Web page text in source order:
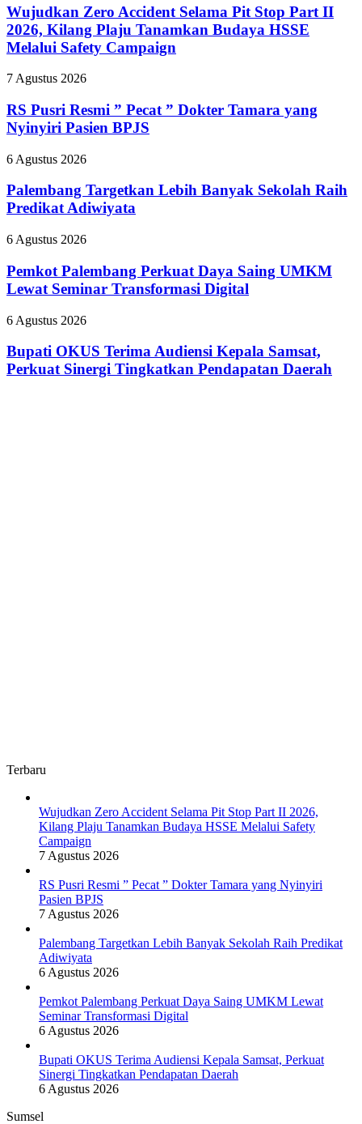
Accident
Selama
Pit
Stop
II
Kilang
Plaju
Tanamkan
Budaya
HSSE
Melalui
Safety
Campaign
Wujudkan Zero Accident Selama Pit Stop Part II
2026, Kilang Plaju Tanamkan Budaya HSSE
Melalui Safety Campaign
RS
Resmi
”
Pecat
Dokter
yang
Nyinyiri
BPJS
7 Agustus 2026
RS Pusri Resmi ” Pecat ” Dokter Tamara yang
Nyinyiri Pasien BPJS
Palembang
Lebih
Banyak
Sekolah
Predikat
6 Agustus 2026
Palembang Targetkan Lebih Banyak Sekolah Raih
Predikat Adiwiyata
Pemkot
Perkuat
Daya
Saing
Lewat
Transformasi
Digital
6 Agustus 2026
Pemkot Palembang Perkuat Daya Saing UMKM
Lewat Seminar Transformasi Digital
Bupati
Terima
Audiensi
Kepala
6 Agustus 2026
Bupati OKUS Terima Audiensi Kepala Samsat,
Perkuat Sinergi Tingkatkan Pendapatan Daerah
Terbaru
Wujudkan Zero Accident Selama Pit Stop Part II 2026,
Kilang Plaju Tanamkan Budaya HSSE Melalui Safety
Campaign
7 Agustus 2026
RS Pusri Resmi ” Pecat ” Dokter Tamara yang Nyinyiri
Pasien BPJS
7 Agustus 2026
Palembang Targetkan Lebih Banyak Sekolah Raih Predikat
Adiwiyata
6 Agustus 2026
Pemkot Palembang Perkuat Daya Saing UMKM Lewat
Seminar Transformasi Digital
6 Agustus 2026
Bupati OKUS Terima Audiensi Kepala Samsat, Perkuat
Sinergi Tingkatkan Pendapatan Daerah
6 Agustus 2026
Sumsel